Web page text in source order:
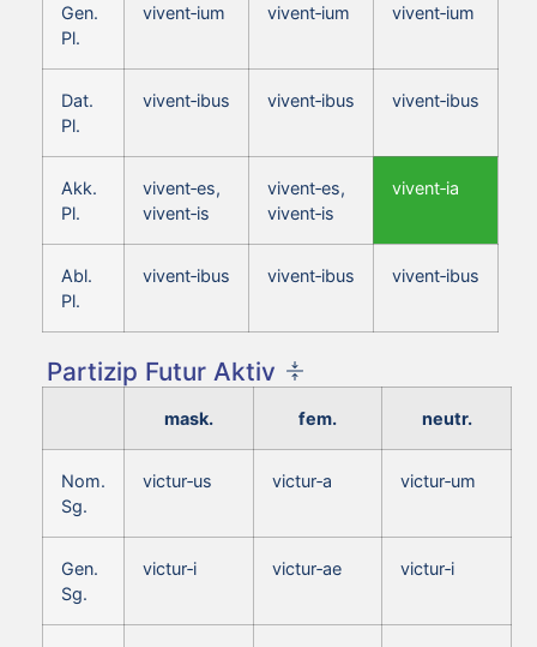
Gen.
Pl.
vivent‑ium vivent‑ium vivent‑ium
Dat.
Pl.
vivent‑ibus vivent‑ibus vivent‑ibus
Akk.
Pl.
vivent‑es,
vivent‑is
vivent‑es,
vivent‑is
vivent‑ia
Abl.
Pl.
vivent‑ibus vivent‑ibus vivent‑ibus
Partizip Futur Aktiv
mask. fem. neutr.
Nom.
Sg.
victur‑us victur‑a victur‑um
Gen.
Sg.
victur‑i victur‑ae victur‑i